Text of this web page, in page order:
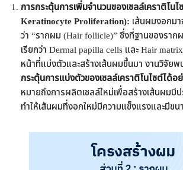
การกระตุ้นการเพิ่มจำนวนของเซลล์เคราติโน
Keratinocyte Proliferation): เส้นผมงอกม
ว่า “รากผม (Hair follicle)” ซึ่งที่ฐานของราก
เรียกว่า Dermal papilla cells และ Hair
หน้าที่แบ่งตัวและสร้างเส้นผมขึ้นมา งานวิจัยพ
กระตุ้นการแบ่งตัวของเซลล์เคราติโนไซต์ได้
หมายถึงการผลิตเซลล์ใหม่เพื่อสร้างเส้นผมมี
ทำให้เส้นผมที่งอกใหม่มีความแข็งแรงและมีข